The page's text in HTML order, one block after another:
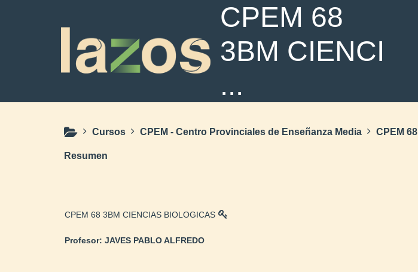
CPEM 68
3BM CIENCI
...
Cursos CPEM - Centro Provinciales de Enseñanza Media CPEM 68
Resumen
CPEM 68 3BM CIENCIAS BIOLOGICAS
Profesor: JAVES PABLO ALFREDO